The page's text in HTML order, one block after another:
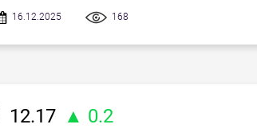
16.12.2025 168
12.17 ▲ 0.2